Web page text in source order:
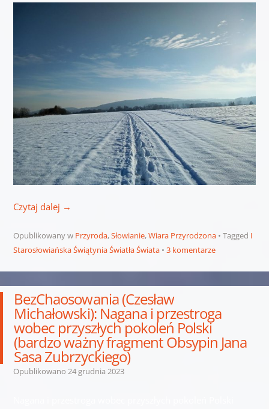
Czytaj dalej →
Opublikowany w Przyroda,Słowianie,Wiara Przyrodzona Tagged I
Starosłowiańska Świątynia Światła Świata
3 komentarze
BezChaosowania (Czesław
Michałowski): Nagana i przestroga
wobec przyszłych pokoleń Polski
(bardzo ważny fragment Obsypin Jana
Sasa Zubrzyckiego)
Opublikowano 24 grudnia 2023